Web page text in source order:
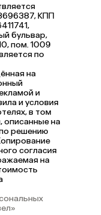
КПП
бульвар,
пом. 1009
по
на
и
и условия
в том
описанные на
решению
согласия
на